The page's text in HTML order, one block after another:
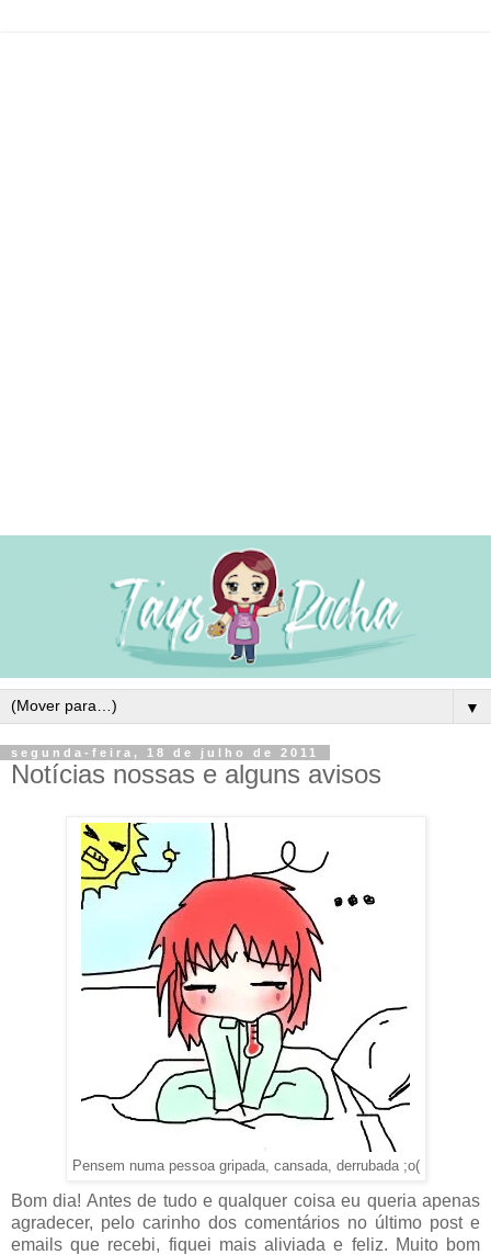
▼
segunda-feira, 18 de julho de 2011
Notícias nossas e alguns avisos
Pensem numa pessoa gripada, cansada, derrubada ;o(
Bom dia! Antes de tudo e qualquer coisa eu queria apenas
agradecer, pelo carinho dos comentários no último post e
emails que recebi, fiquei mais aliviada e feliz. Muito bom